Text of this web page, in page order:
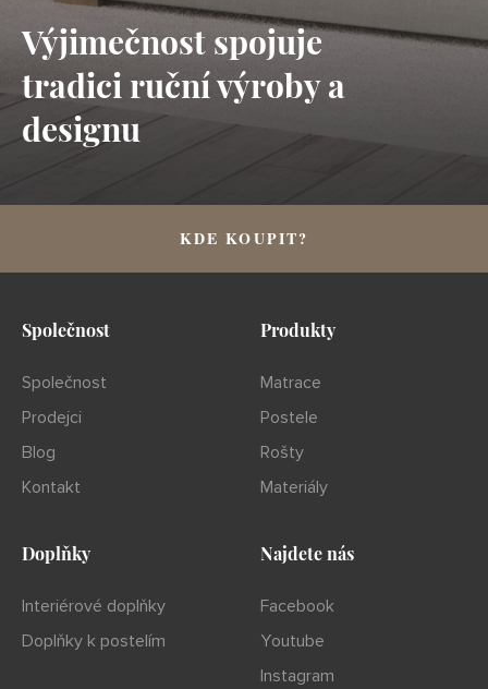
Výjimečnost spojuje
tradici ruční výroby a
designu
KDE KOUPIT?
Společnost
Společnost
Prodejci
Blog
Kontakt
Produkty
Matrace
Postele
Rošty
Materiály
Doplňky
Interiérové doplňky
Doplňky k postelím
Najdete nás
Facebook
Youtube
Instagram